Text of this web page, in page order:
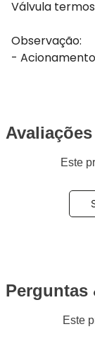
Válvula
Observação:
- Acionamento
Avaliações
Este
Perguntas
Este